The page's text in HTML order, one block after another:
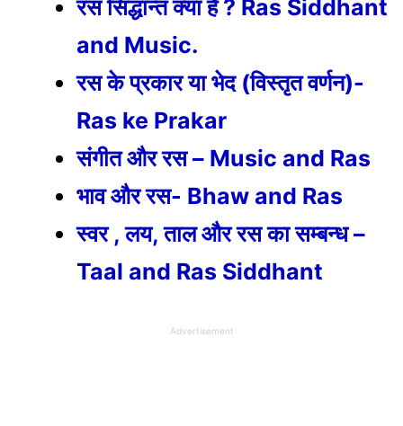
रस सिद्धान्त क्या है ? Ras Siddhant
and Music.
रस के प्रकार या भेद (विस्तृत वर्णन)-
Ras ke Prakar
संगीत और रस – Music and Ras
भाव और रस- Bhaw and Ras
स्वर , लय, ताल और रस का सम्बन्ध –
Taal and Ras Siddhant
Advertisement